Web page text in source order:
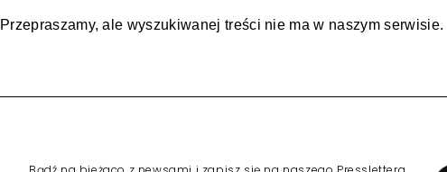
Przepraszamy, ale wyszukiwanej treści nie ma w naszym serwisie.